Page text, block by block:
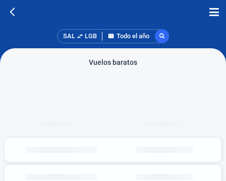
SAL LGB Todo el año
Vuelos baratos